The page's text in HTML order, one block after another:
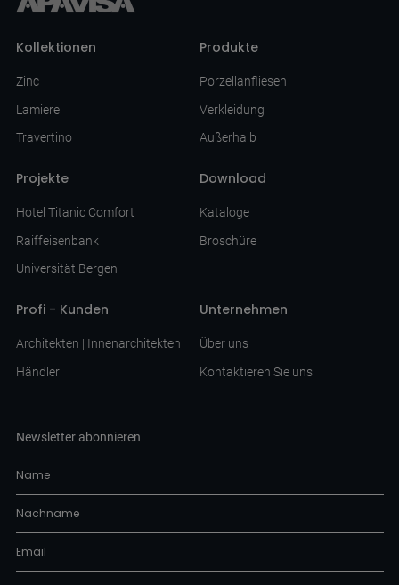
Kollektionen
Zinc
Lamiere
Travertino
Produkte
Porzellanfliesen
Verkleidung
Außerhalb
Projekte
Hotel Titanic Comfort
Raiffeisenbank
Universität Bergen
Download
Kataloge
Broschüre
Profi - Kunden
Architekten | Innenarchitekten
Händler
Unternehmen
Über uns
Kontaktieren Sie uns
Newsletter abonnieren